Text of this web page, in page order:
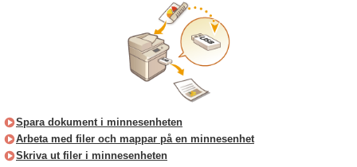
Spara dokument i minnesenheten
Arbeta med filer och mappar på en minnesenhet
Skriva ut filer i minnesenheten